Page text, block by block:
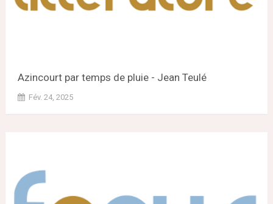
Azincourt par temps de pluie - Jean Teulé
Fév. 24, 2025